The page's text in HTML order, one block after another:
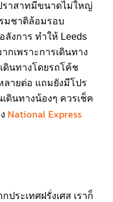
ราสาทมีขนาดไม่ใหญ่
มชาติล้อมรอบ
งการ ทำให้ Leeds
กเพราะการเดินทาง
ดินทางโดยรถโค้ช
ลายต่อ แถมยังมีโปร
ดินทางน้องๆ ควรเช็ค
National Express
ประเทศฝรั่งเศส เราก็